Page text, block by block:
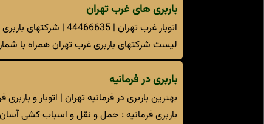
باربری های غرب تهران
اتوبار غرب تهران | 44466635 | شرکتهای باربری غرب تهران
لیست شرکتهای باربری غرب تهران همراه با
باربری در فرمانیه
بهترین باربری در فرمانیه تهران | اتوبار و باربری فرمانیه |
باربری فرمانیه : حمل و نقل و اسباب کشی